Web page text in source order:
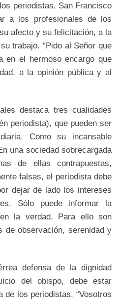
periodistas, San Francisco
a los profesionales de los
afecto y su felicitación, a la
trabajo. “Pido al Señor que
en el hermoso encargo que
a la opinión pública y al
destaca tres cualidades
periodista), que pueden ser
Como su incansable
una sociedad sobrecargada
de ellas contrapuestas,
falsas, el periodista debe
dejar de lado los intereses
Sólo puede informar la
la verdad. Para ello son
de observación, serenidad y
defensa de la dignidad
del obispo, debe estar
de los periodistas. “Vosotros